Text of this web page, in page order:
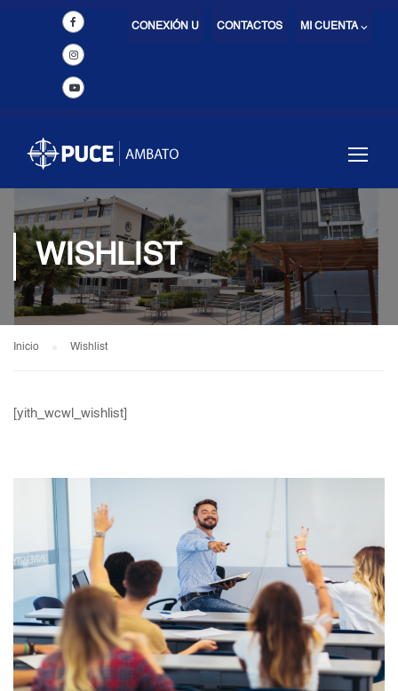
MI CUENTA ⌵
CONTACTOS
CONEXIÓN U
WISHLIST
Inicio Wishlist
[yith_wcwl_wishlist]